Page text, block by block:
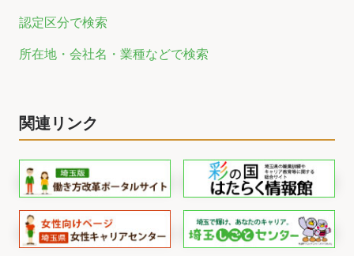
認定区分で検索
所在地・会社名・業種などで検索
関連リンク